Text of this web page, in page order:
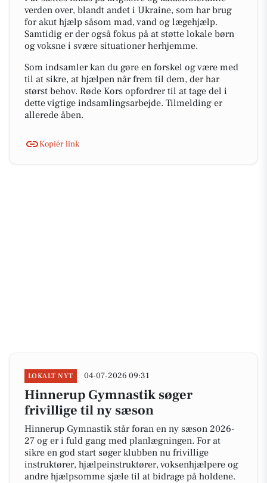
verden over, blandt andet i Ukraine, som har brug
for akut hjælp såsom mad, vand og lægehjælp.
Samtidig er der også fokus på at støtte lokale børn
og voksne i svære situationer herhjemme.
Som indsamler kan du gøre en forskel og være med
til at sikre, at hjælpen når frem til dem, der har
størst behov. Røde Kors opfordrer til at tage del i
dette vigtige indsamlingsarbejde. Tilmelding er
allerede åben.
Kopiér link
LOKALT NYT 04-07-2026 09:31
Hinnerup Gymnastik søger
frivillige til ny sæson
Hinnerup Gymnastik står foran en ny sæson 2026-
27 og er i fuld gang med planlægningen. For at
sikre en god start søger klubben nu frivillige
instruktører, hjælpeinstruktører, voksenhjælpere og
andre hjælpsomme sjæle til at bidrage på holdene.